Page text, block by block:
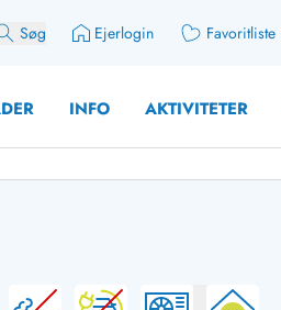
Søg Ejerlogin Favoritliste
INFO AKTIVITETER
Sommerhuse for 10